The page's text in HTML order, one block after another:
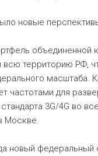
новые
объединенной
всю территорию РФ,
масштаба.
частотами для
3G/4G во
Москве.
новый федеральный